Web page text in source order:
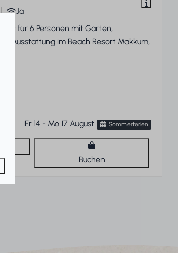
Ja
für 6 Personen mit Garten,
Ausstattung im Beach Resort Makkum,
Fr 14 - Mo 17 August
Sommerferien
Buchen